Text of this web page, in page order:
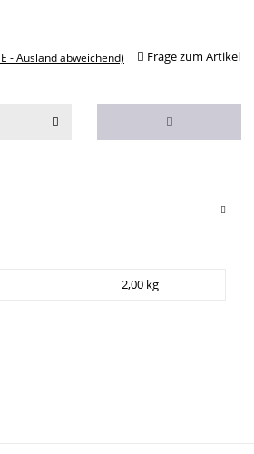
- Ausland abweichend) Frage zum Artikel
2,00 kg